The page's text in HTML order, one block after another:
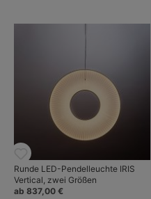
Runde LED-Pendelleuchte IRIS
Vertical, zwei Größen
ab 837,00 €